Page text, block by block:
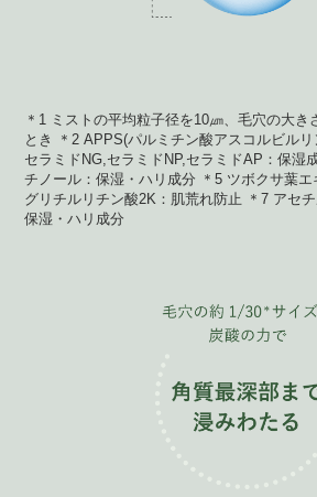
＊1 ミストの平均粒子径を10㎛、毛穴の大き
とき ＊2 APPS(パルミチン酸アスコルビル
セラミドNG,セラミドNP,セラミドAP：保湿
チノール：保湿・ハリ成分 ＊5 ツボクサ葉
グリチルリチン酸2K：肌荒れ防止 ＊7 アセ
保湿・ハリ成分